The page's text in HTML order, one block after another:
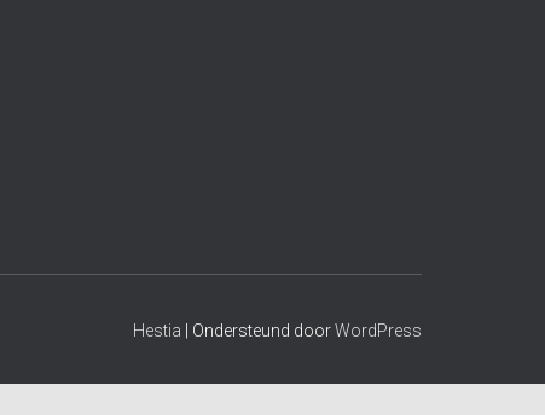
Hestia | Ondersteund doorWordPress